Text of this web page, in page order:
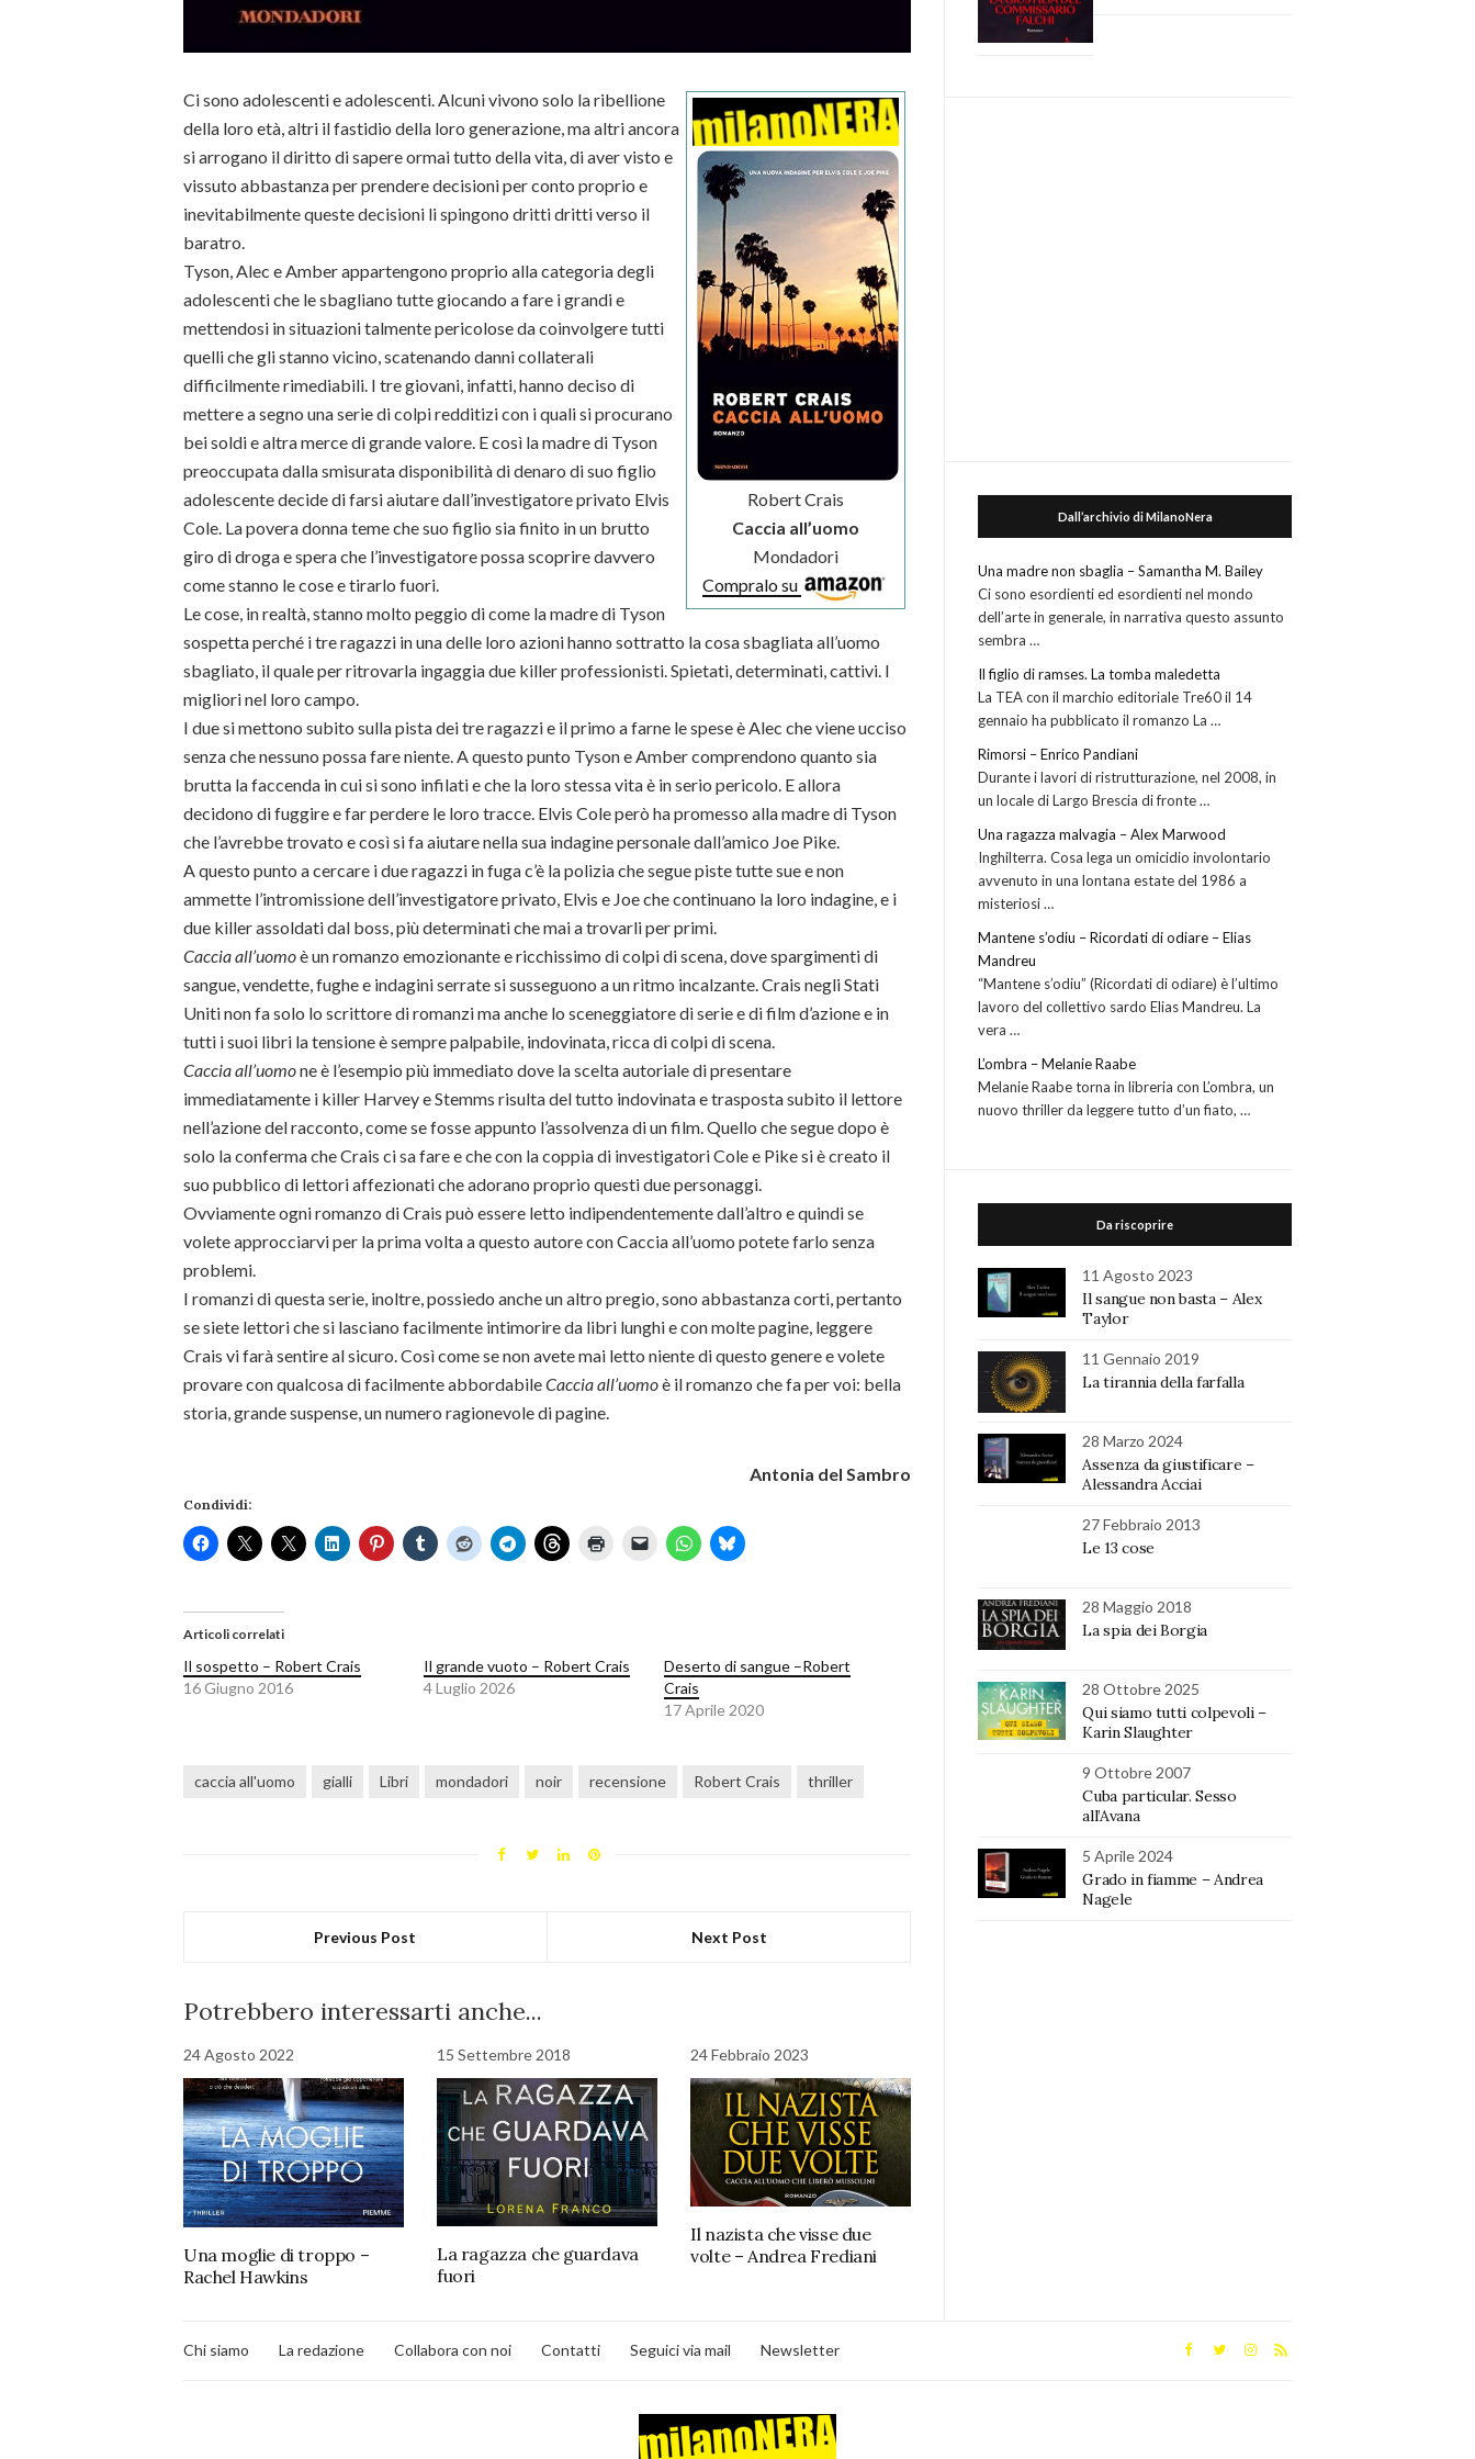
Robert Crais
Caccia all’uomo
Mondadori
Compralo su
Ci sono adolescenti e adolescenti. Alcuni vivono solo la ribellione
della loro età, altri il fastidio della loro generazione, ma altri ancora
si arrogano il diritto di sapere ormai tutto della vita, di aver visto e
vissuto abbastanza per prendere decisioni per conto proprio e
inevitabilmente queste decisioni li spingono dritti dritti verso il
baratro.
Tyson, Alec e Amber appartengono proprio alla categoria degli
adolescenti che le sbagliano tutte giocando a fare i grandi e
mettendosi in situazioni talmente pericolose da coinvolgere tutti
quelli che gli stanno vicino, scatenando danni collaterali
difficilmente rimediabili. I tre giovani, infatti, hanno deciso di
mettere a segno una serie di colpi redditizi con i quali si procurano
bei soldi e altra merce di grande valore. E così la madre di Tyson
preoccupata dalla smisurata disponibilità di denaro di suo figlio
adolescente decide di farsi aiutare dall’investigatore privato Elvis
Cole. La povera donna teme che suo figlio sia finito in un brutto
giro di droga e spera che l’investigatore possa scoprire davvero
come stanno le cose e tirarlo fuori.
Le cose, in realtà, stanno molto peggio di come la madre di Tyson
sospetta perché i tre ragazzi in una delle loro azioni hanno sottratto la cosa sbagliata all’uomo
sbagliato, il quale per ritrovarla ingaggia due killer professionisti. Spietati, determinati, cattivi. I
migliori nel loro campo.
I due si mettono subito sulla pista dei tre ragazzi e il primo a farne le spese è Alec che viene ucciso
senza che nessuno possa fare niente. A questo punto Tyson e Amber comprendono quanto sia
brutta la faccenda in cui si sono infilati e che la loro stessa vita è in serio pericolo. E allora
decidono di fuggire e far perdere le loro tracce. Elvis Cole però ha promesso alla madre di Tyson
che l’avrebbe trovato e così si fa aiutare nella sua indagine personale dall’amico Joe Pike.
A questo punto a cercare i due ragazzi in fuga c’è la polizia che segue piste tutte sue e non
ammette l’intromissione dell’investigatore privato, Elvis e Joe che continuano la loro indagine, e i
due killer assoldati dal boss, più determinati che mai a trovarli per primi.
Caccia all’uomoè un romanzo emozionante e ricchissimo di colpi di scena, dove spargimenti di
sangue, vendette, fughe e indagini serrate si susseguono a un ritmo incalzante. Crais negli Stati
Uniti non fa solo lo scrittore di romanzi ma anche lo sceneggiatore di serie e di film d’azione e in
tutti i suoi libri la tensione è sempre palpabile, indovinata, ricca di colpi di scena.
Caccia all’uomone è l’esempio più immediato dove la scelta autoriale di presentare
immediatamente i killer Harvey e Stemms risulta del tutto indovinata e trasposta subito il lettore
nell’azione del racconto, come se fosse appunto l’assolvenza di un film. Quello che segue dopo è
solo la conferma che Crais ci sa fare e che con la coppia di investigatori Cole e Pike si è creato il
suo pubblico di lettori affezionati che adorano proprio questi due personaggi.
Ovviamente ogni romanzo di Crais può essere letto indipendentemente dall’altro e quindi se
volete approcciarvi per la prima volta a questo autore con Caccia all’uomo potete farlo senza
problemi.
I romanzi di questa serie, inoltre, possiedo anche un altro pregio, sono abbastanza corti, pertanto
se siete lettori che si lasciano facilmente intimorire da libri lunghi e con molte pagine, leggere
Crais vi farà sentire al sicuro. Così come se non avete mai letto niente di questo genere e volete
provare con qualcosa di facilmente abbordabileCaccia all’uomoè il romanzo che fa per voi: bella
storia, grande suspense, un numero ragionevole di pagine.
Antonia del Sambro
Condividi:
Articoli correlati
Il sospetto – Robert Crais
16 Giugno 2016
Il grande vuoto – Robert Crais
4 Luglio 2026
Deserto di sangue –Robert
Crais
17 Aprile 2020
caccia all'uomo gialli Libri mondadori noir recensione Robert Crais thriller
Previous Post Next Post
Potrebbero interessarti anche...
24 Agosto 2022
Una moglie di troppo –
Rachel Hawkins
15 Settembre 2018
La ragazza che guardava
fuori
24 Febbraio 2023
Il nazista che visse due
volte – Andrea Frediani
Dall’archivio di MilanoNera
Una madre non sbaglia – Samantha M. Bailey
Ci sono esordienti ed esordienti nel mondo
dell’arte in generale, in narrativa questo assunto
sembra …
Il figlio di ramses. La tomba maledetta
La TEA con il marchio editoriale Tre60 il 14
gennaio ha pubblicato il romanzo La …
Rimorsi – Enrico Pandiani
Durante i lavori di ristrutturazione, nel 2008, in
un locale di Largo Brescia di fronte …
Una ragazza malvagia – Alex Marwood
Inghilterra. Cosa lega un omicidio involontario
avvenuto in una lontana estate del 1986 a
misteriosi …
Mantene s’odiu – Ricordati di odiare – Elias
Mandreu
“Mantene s’odiu” (Ricordati di odiare) è l’ultimo
lavoro del collettivo sardo Elias Mandreu. La
vera …
L’ombra – Melanie Raabe
Melanie Raabe torna in libreria con L’ombra, un
nuovo thriller da leggere tutto d’un fiato, …
Da riscoprire
11 Agosto 2023
Il sangue non basta – Alex
Taylor
11 Gennaio 2019
La tirannia della farfalla
28 Marzo 2024
Assenza da giustificare –
Alessandra Acciai
27 Febbraio 2013
Le 13 cose
28 Maggio 2018
La spia dei Borgia
28 Ottobre 2025
Qui siamo tutti colpevoli –
Karin Slaughter
9 Ottobre 2007
Cuba particular. Sesso
all’Avana
5 Aprile 2024
Grado in fiamme – Andrea
Nagele
Chi siamo La redazione Collabora con noi Contatti Seguici via mail Newsletter